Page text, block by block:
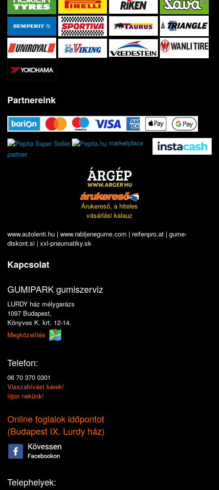
Partnereink
marketplace
partner
Árukereső, a hiteles
vásárlási kalauz
www.autolenti.hu | www.rabljenegume.com | reifenpro.at | gume-
diskont.si | xxl-pneumatiky.sk
Kapcsolat
GUMIPARK gumiszerviz
LURDY ház mélygarázs
1097 Budapest,
Könyves K. krt. 12-14.
Megközelítés
Telefon:
06 70 370 0301
Visszahívást kérek!
írjon nekünk!
Online foglalok időpontot
(Budapest IX. Lurdy ház)
Telephelyek: